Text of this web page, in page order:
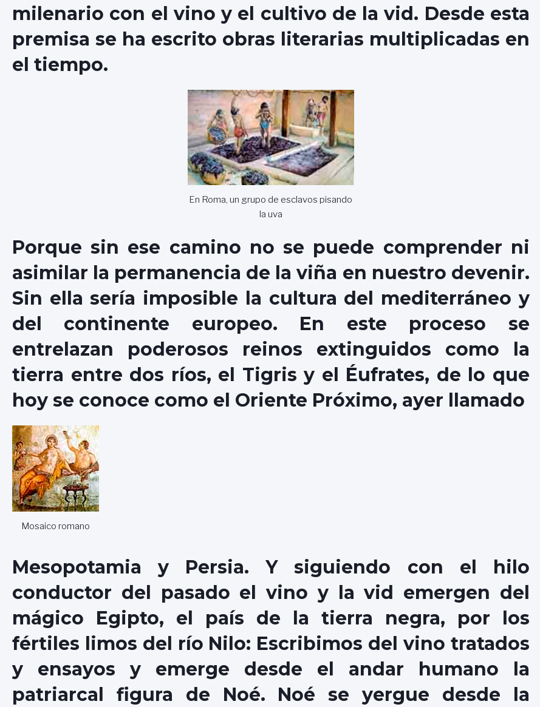
milenario con el vino y el cultivo de la vid. Desde esta
premisa se ha escrito obras literarias multiplicadas en
el tiempo.
En Roma, un grupo de esclavos pisando
la uva
Porque sin ese camino no se puede comprender ni
asimilar la permanencia de la viña en nuestro devenir.
Sin ella sería imposible la cultura del mediterráneo y
del continente europeo. En este proceso se
entrelazan poderosos reinos extinguidos como la
tierra entre dos ríos, el Tigris y el Éufrates, de lo que
hoy se conoce como el Oriente Próximo, ayer llamado
Mosaico romano
Mesopotamia y Persia. Y siguiendo con el hilo
conductor del pasado el vino y la vid emergen del
mágico Egipto, el país de la tierra negra, por los
fértiles limos del río Nilo: Escribimos del vino tratados
y ensayos y emerge desde el andar humano la
patriarcal figura de Noé. Noé se yergue desde la